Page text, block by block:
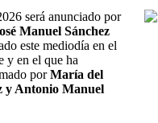
será anunciado por
Manuel Sánchez
este mediodía en el
y en el que ha
porMaría del
y Antonio Manuel